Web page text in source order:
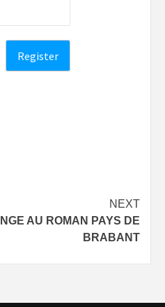
NEXT
AU ROMAN PAYS DE
BRABANT